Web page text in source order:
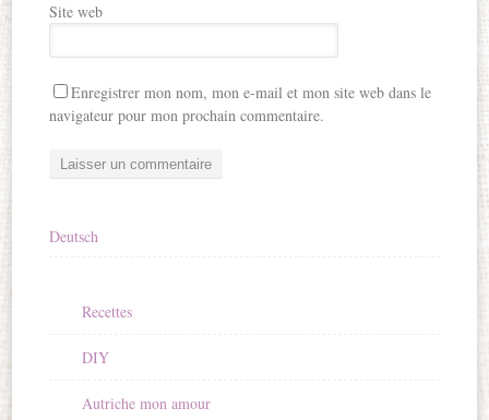
Site web
Enregistrer mon nom, mon e-mail et mon site web dans le
navigateur pour mon prochain commentaire.
Deutsch
Recettes
DIY
Autriche mon amour